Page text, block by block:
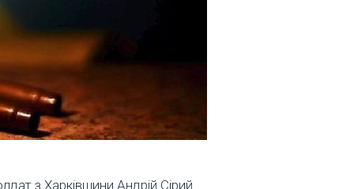
з Харківщини Андрій Сірий.